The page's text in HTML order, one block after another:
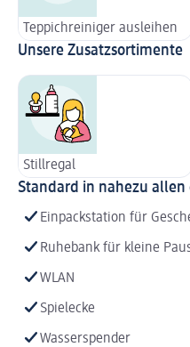
Teppichreiniger ausleihen
Unsere Zusatzsortimente
Stillregal
Standard in nahezu allen
Einpackstation für
Ruhebank für kleine
WLAN
Spielecke
Wasserspender